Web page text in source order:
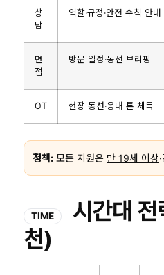
상
담
역할·규정·안전 수칙 안내
면
접
방문 일정·동선 브리핑
OT 현장 동선·응대 톤 체득
정책: 모든 지원은 만 19세 이상
TIME
시간대
천)